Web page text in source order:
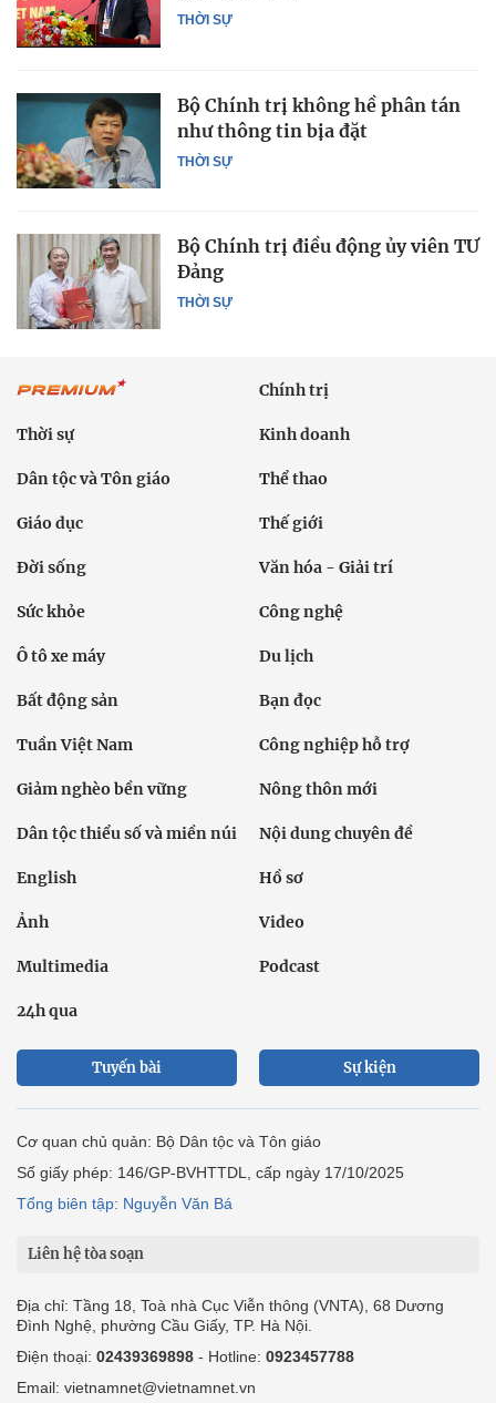
THỜI SỰ
THỜI SỰ
Bộ Chính trị không hề phân tán
như thông tin bịa đặt
THỜI SỰ
Bộ Chính trị điều động ủy viên TƯ
Đảng
Chính trị
Thời sự Kinh doanh
Dân tộc và Tôn giáo Thể thao
Giáo dục Thế giới
Đời sống Văn hóa - Giải trí
Sức khỏe Công nghệ
Ô tô xe máy Du lịch
Bất động sản Bạn đọc
Tuần Việt Nam Công nghiệp hỗ trợ
Giảm nghèo bền vững Nông thôn mới
Dân tộc thiểu số và miền núi Nội dung chuyên đề
English Hồ sơ
Ảnh Video
Multimedia Podcast
24h qua
Tuyến bài Sự kiện
Cơ quan chủ quản: Bộ Dân tộc và Tôn giáo
Số giấy phép: 146/GP-BVHTTDL, cấp ngày 17/10/2025
Tổng biên tập: Nguyễn Văn Bá
Liên hệ tòa soạn
Địa chỉ: Tầng 18, Toà nhà Cục Viễn thông (VNTA), 68 Dương
Đình Nghệ, phường Cầu Giấy, TP. Hà Nội.
Điện thoại: 02439369898 - Hotline: 0923457788
Email: vietnamnet@vietnamnet.vn